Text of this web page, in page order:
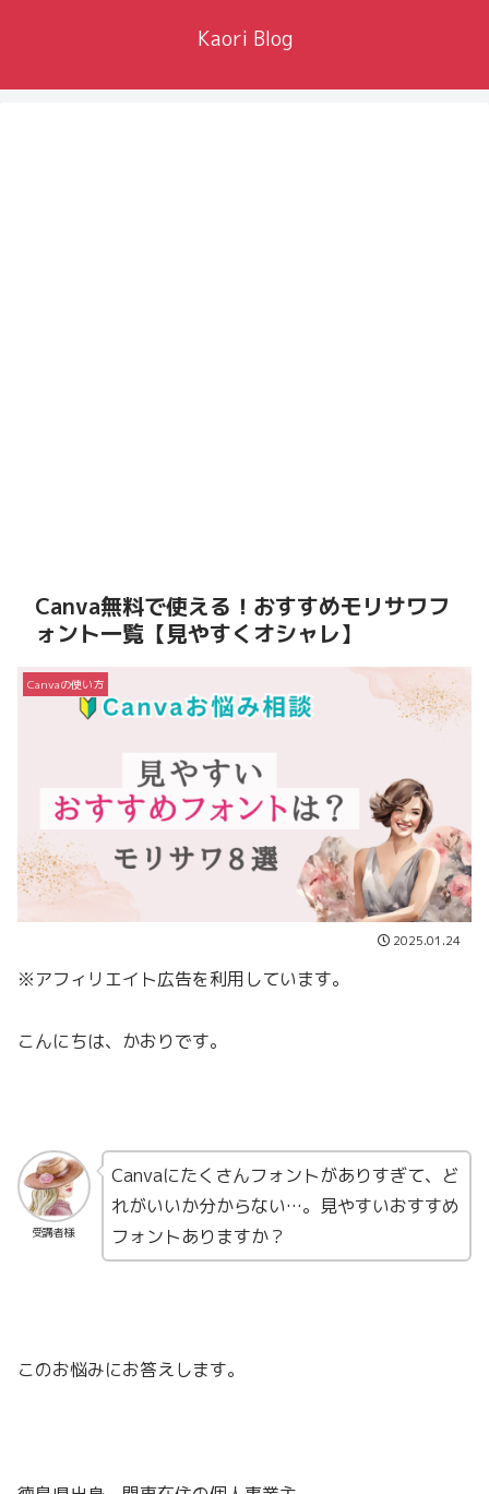
Kaori Blog
Canva無料で使える！おすすめモリサワフ
ォント一覧【見やすくオシャレ】
Canvaの使い方
2025.01.24
※アフィリエイト広告を利用しています。
こんにちは、かおりです。
受講者様
Canvaにたくさんフォントがありすぎて、ど
れがいいか分からない…。見やすいおすすめ
フォントありますか？
このお悩みにお答えします。